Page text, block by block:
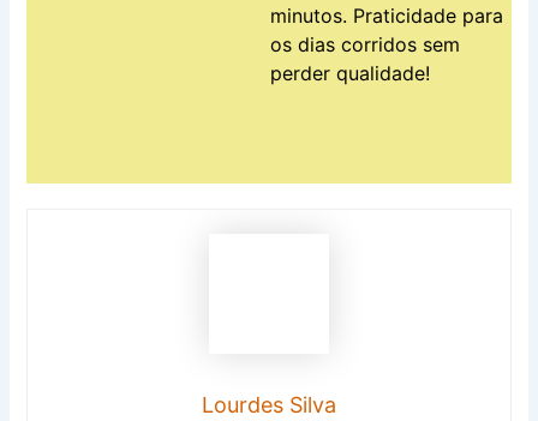
minutos. Praticidade para
os dias corridos sem
perder qualidade!
Lourdes Silva